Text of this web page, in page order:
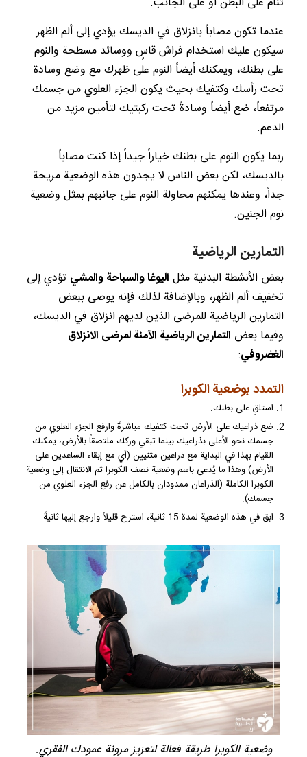
عندما تكون مصاباً بانزلاق في الديسك يؤدي إلى ألم الظهر
سيكون عليك استخدام فراش قاسٍ ووسائد مسطحة والنوم
على بطنك، ويمكنك أيضاً النوم على ظهرك مع وضع وسادة
تحت رأسك وكتفيك بحيث يكون الجزء العلوي من جسمك
مرتفعاً، ضع أيضاً وسادةً تحت ركبتيك لتأمين مزيد من
الدعم.
ربما يكون النوم على بطنك خياراً جيداً إذا كنت مصاباً
بالديسك، لكن بعض الناس لا يجدون هذه الوضعية مريحة
جداً، وعندها يمكنهم محاولة النوم على جانبهم بمثل وضعية
نوم الجنين.
التمارين الرياضية
بعض الأنشطة البدنية مثل اليوغا والسباحة والمشي تؤدي إلى
تخفيف ألم الظهر، وبالإضافة لذلك فإنه يوصى ببعض
التمارين الرياضية للمرضى الذين لديهم انزلاق في الديسك،
وفيما بعض التمارين الرياضية الآمنة لمرضى الانزلاق
الغضروفي:
التمدد بوضعية الكوبرا
استلقِ على بطنك.
ضع ذراعيك على الأرض تحت كتفيك مباشرةً وارفع الجزء العلوي من
جسمك نحو الأعلى بذراعيك بينما تبقي وركك ملتصقاً بالأرض، يمكنك
القيام بهذا في البداية مع ذراعين مثنيين (أي مع إبقاء الساعدين على
الأرض) وهذا ما يُدعى باسم وضعية نصف الكوبرا ثم الانتقال إلى وضعية
الكوبرا الكاملة (الذراعان ممدودان بالكامل عن رفع الجزء العلوي من
جسمك).
ابق في هذه الوضعية لمدة 15 ثانية، استرح قليلاً وارجع إليها ثانيةً.
وضعية الكوبرا طريقة فعالة لتعزيز مرونة عمودك الفقري.